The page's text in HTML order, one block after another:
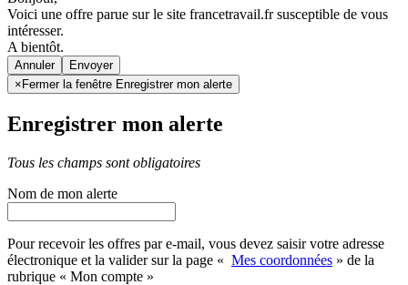
Voici une offre parue sur le site francetravail.fr susceptible de vous
intéresser.
A bientôt.
Annuler
× Fermer la fenêtre Enregistrer mon alerte
Enregistrer mon alerte
Tous les champs sont obligatoires
Nom de mon alerte
Pour recevoir les offres par e-mail, vous devez saisir votre adresse
électronique et la valider sur la page « Mes coordonnées » de la
rubrique « Mon compte »